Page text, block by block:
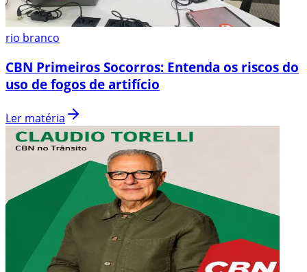
rio branco
CBN Primeiros Socorros: Entenda os riscos do
uso de fogos de artifício
Ler matéria